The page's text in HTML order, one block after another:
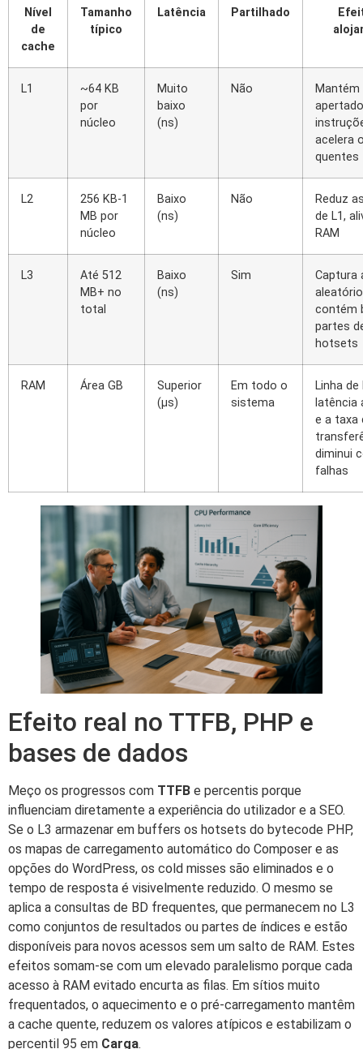
Nível
de
cache
Tamanho
típico
Latência Partilhado
L1
~64 KB
por
núcleo
Muito
baixo
(ns)
Não
acelera
quentes
L2
256 KB-1
MB por
núcleo
Baixo
(ns)
Não
Reduz
de L1,
RAM
L3
Até 512
MB+ no
total
Baixo
(ns)
Sim
Captura
contém
partes
hotsets
RAM Área GB
Superior
(µs)
Em todo o
sistema
Linha
latência
e a taxa
diminui
falhas
Efeito real no TTFB, PHP e
bases de dados
Meço os progressos com TTFB e percentis porque
influenciam diretamente a experiência do utilizador e a SEO.
Se o L3 armazenar em buffers os hotsets do bytecode PHP,
os mapas de carregamento automático do Composer e as
opções do WordPress, os cold misses são eliminados e o
tempo de resposta é visivelmente reduzido. O mesmo se
aplica a consultas de BD frequentes, que permanecem no L3
como conjuntos de resultados ou partes de índices e estão
disponíveis para novos acessos sem um salto de RAM. Estes
efeitos somam-se com um elevado paralelismo porque cada
acesso à RAM evitado encurta as filas. Em sítios muito
frequentados, o aquecimento e o pré-carregamento mantêm
a cache quente, reduzem os valores atípicos e estabilizam o
percentil 95 em Carga.